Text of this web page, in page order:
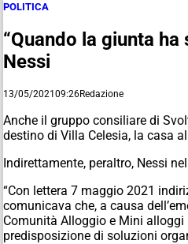
POLITICA
“Quando la giunta
Nessi
13/05/202109:26Redazione
Anche il gruppo consiliare di
destino di Villa Celesia, la casa
Indirettamente, peraltro, Nessi
“Con lettera 7 maggio 2021
comunicava che, a causa
Comunità Alloggio e Mini
predisposizione di soluzioni